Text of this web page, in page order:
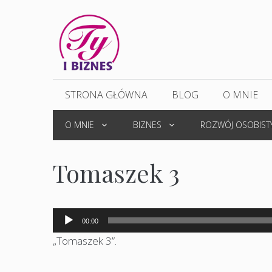
STRONA GŁÓWNA BLOG O MNIE
O MNIE BIZNES ROZWÓJ
Tomaszek 3
Odtwarzacz
plików
dźwiękowych
00:00
„Tomaszek 3”.